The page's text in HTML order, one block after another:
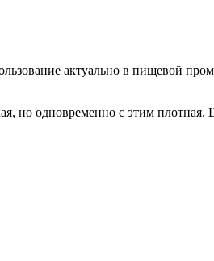
актуально в пищевой
но одновременно с этим плотная.